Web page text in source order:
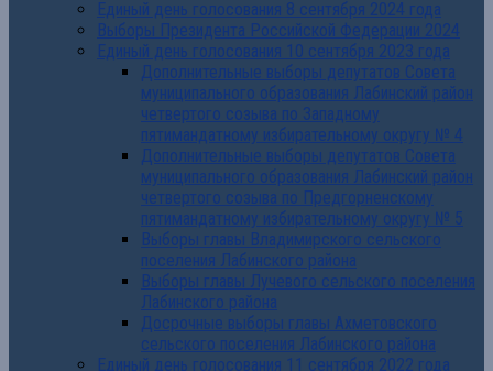
Единый день голосования 8 сентября 2024 года
Выборы Президента Российской Федерации 2024
Единый день голосования 10 сентября 2023 года
Дополнительные выборы депутатов Совета
муниципального образования Лабинский район
четвертого созыва по Западному
пятимандатному избирательному округу № 4
Дополнительные выборы депутатов Совета
муниципального образования Лабинский район
четвертого созыва по Предгорненскому
пятимандатному избирательному округу № 5
Выборы главы Владимирского сельского
поселения Лабинского района
Выборы главы Лучевого сельского поселения
Лабинского района
Досрочные выборы главы Ахметовского
сельского поселения Лабинского района
Единый день голосования 11 сентября 2022 года